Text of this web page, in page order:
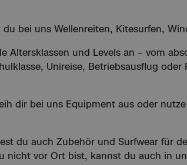
bei uns Wellenreiten, Kitesurfen,
Altersklassen und Levels an – vom
Unireise, Betriebsausflug oder
dir bei uns Equipment aus oder
du auch Zubehör und Surfwear für
nicht vor Ort bist, kannst du auch in